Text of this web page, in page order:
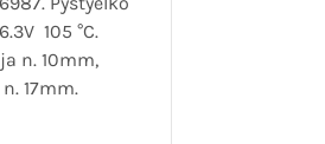
105 °C.
n. 10mm,
17mm.